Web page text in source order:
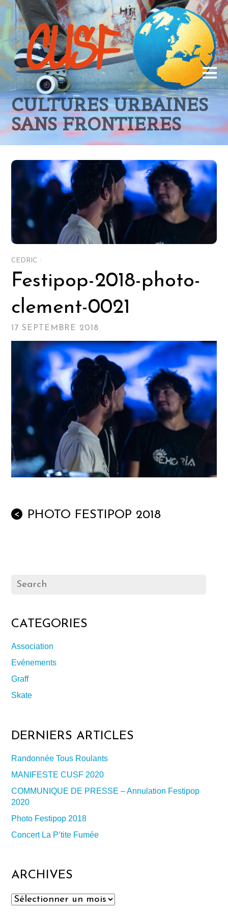
CULTURES URBAINES
SANS FRONTIERES
CEDRIC
Festipop-2018-photo-
clement-0021
17 SEPTEMBRE 2018
< PHOTO FESTIPOP 2018
CATEGORIES
Association
Evénements
Graff
Skate
DERNIERS ARTICLES
Randonnée Tous Roulants
MANIFESTE CUSF 2020
COMMUNIQUE DE PRESSE – Annulation Festipop
2020
Photo Festipop 2018
Concert La P’tite Fumée
ARCHIVES
Archives